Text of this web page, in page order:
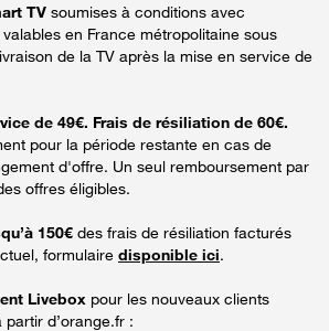
TV soumises à conditions avec
en France métropolitaine sous
de la TV après la mise en service de
de 49€. Frais de résiliation de 60€.
pour la période restante en cas de
d'offre. Un seul remboursement par
offres éligibles.
150€ des frais de résiliation facturés
formulaire disponible ici.
Livebox pour les nouveaux clients
d’orange.fr :